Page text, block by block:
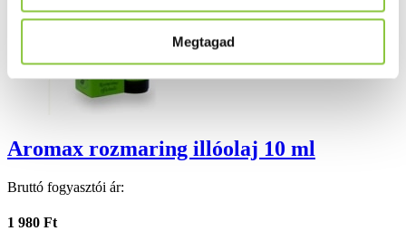
Megtagad
Aromax rozmaring illóolaj 10 ml
Bruttó fogyasztói ár:
1 980 Ft